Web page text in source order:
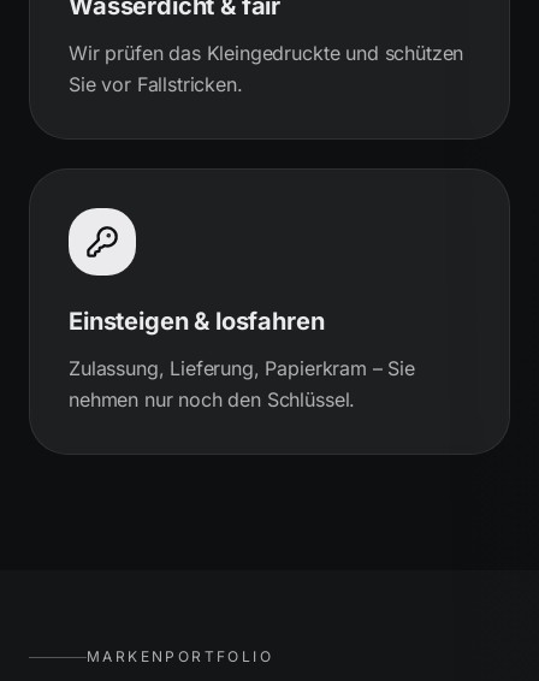
Wasserdicht & fair
Wir prüfen das Kleingedruckte und schützen
Sie vor Fallstricken.
Einsteigen & losfahren
Zulassung, Lieferung, Papierkram – Sie
nehmen nur noch den Schlüssel.
MARKENPORTFOLIO